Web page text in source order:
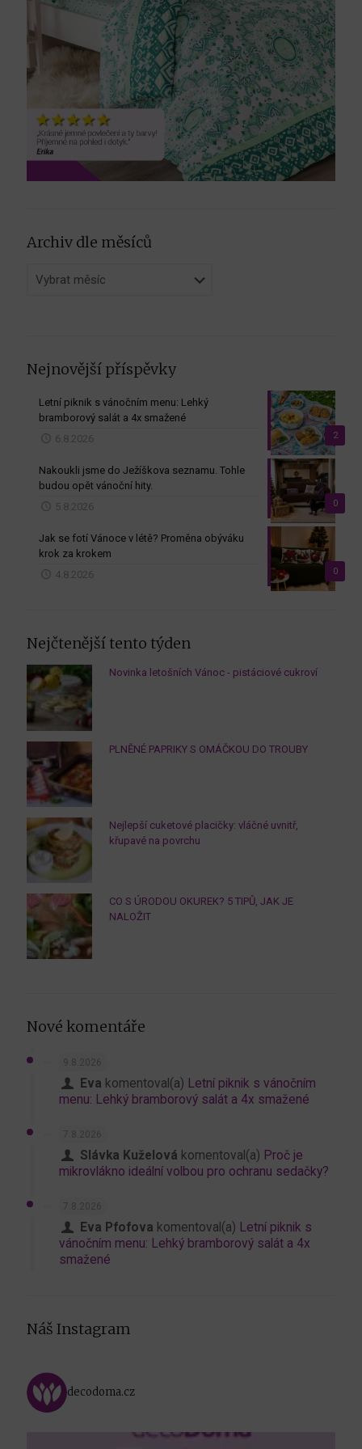
Archiv dle měsíců
dle
Nejnovější příspěvky
2
Letní piknik s vánočním menu: Lehký
bramborový salát a 4x smažené
6.8.2026
0
Nakoukli jsme do Ježíškova seznamu. Tohle
budou opět vánoční hity.
5.8.2026
0
Jak se fotí Vánoce v létě? Proměna obýváku
krok za krokem
4.8.2026
Nejčtenější tento týden
Novinka letošních Vánoc - pistáciové cukroví
PLNĚNÉ PAPRIKY S OMÁČKOU DO TROUBY
Nejlepší cuketové placičky: vláčné uvnitř,
křupavé na povrchu
CO S ÚRODOU OKUREK? 5 TIPŮ, JAK JE
NALOŽIT
Nové komentáře
9.8.2026
Eva komentoval(a) Letní piknik s vánočním
menu: Lehký bramborový salát a 4x smažené
7.8.2026
Slávka Kuželová komentoval(a) Proč je
mikrovlákno ideální volbou pro ochranu sedačky?
7.8.2026
Eva Pfofova komentoval(a) Letní piknik s
vánočním menu: Lehký bramborový salát a 4x
smažené
Náš Instagram
decodoma.cz